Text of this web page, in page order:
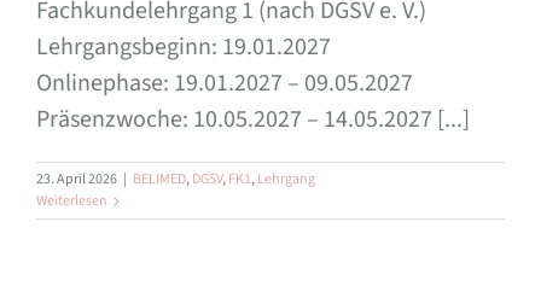
Fachkundelehrgang 1 (nach DGSV e. V.)
Lehrgangsbeginn: 19.01.2027
Onlinephase: 19.01.2027 – 09.05.2027
Präsenzwoche: 10.05.2027 – 14.05.2027 [...]
23. April 2026 | BELIMED,DGSV,FK1,Lehrgang
Weiterlesen